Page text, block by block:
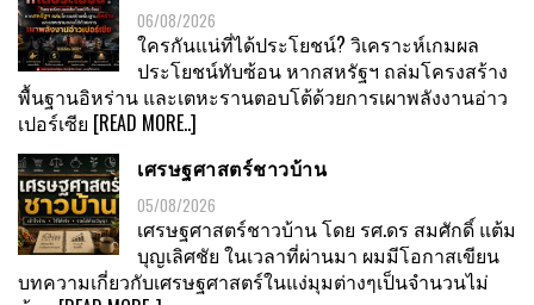
06/08/2026
ใครกันแน่ที่ได้ประโยชน์? วิเคราะห์เกมผล
ประโยชน์ทับซ้อน หากสหรัฐฯ ถล่มโครงสร้าง
พื้นฐานอิหร่าน และเตหะรานตอบโต้ด้วยการเผาพลังงานอ่าว
เปอร์เซีย [READ MORE..]
เศรษฐศาสตร์ชาวบ้าน
05/08/2026
เศรษฐศาสตร์ชาวบ้าน โดย รศ.ดร สมศักดิ์ แต้ม
บุญเลิศชัย ในเวลาที่ผ่านมา ผมมีโอกาสเขียน
บทความเกี่ยวกับเศรษฐศาสตร์ในแง่มุมต่างๆเป็นจำนวนไม่